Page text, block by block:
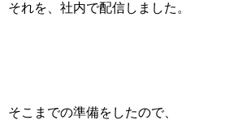
それを、社内で配信しました。
そこまでの準備をしたので、